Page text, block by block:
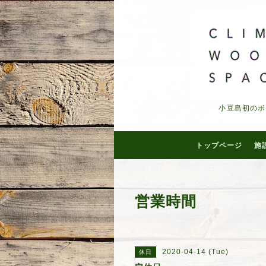
小豆島初の
トップページ 施
営業時間
休日 2020-04-14 (Tue)